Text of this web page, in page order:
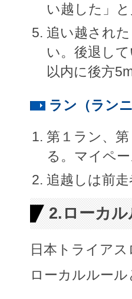
い越した」
追い越され
い。後退し
以内に後方
ラン（ラン
第１ラン、
る。マイペ
追越しは前
2.ローカ
日本トライア
ローカルルー